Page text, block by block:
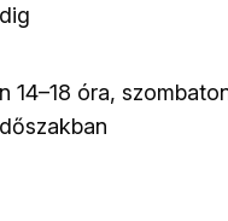
14–18 óra,